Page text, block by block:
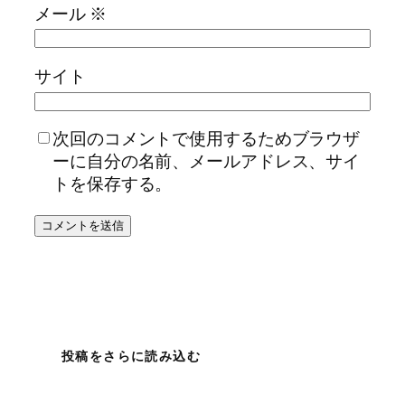
メール ※
サイト
次回のコメントで使用するためブラウザ
ーに自分の名前、メールアドレス、サイ
トを保存する。
投稿をさらに読み込む